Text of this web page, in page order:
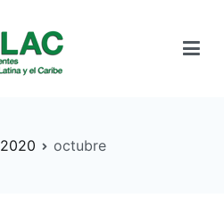
2020 octubre